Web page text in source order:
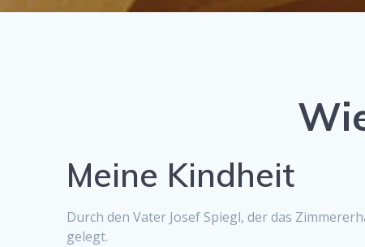
Meine Kindheit
Durch den Vater Josef Spiegl, der das
gelegt.